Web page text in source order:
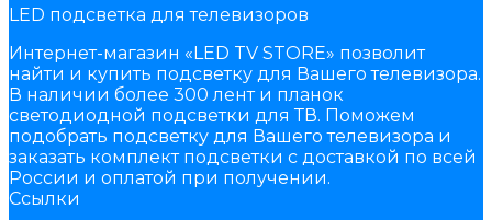
LED подсветка для телевизоров
Интернет-магазин «LED TV STORE» позволит
найти и купить подсветку для Вашего телевизора.
В наличии более 300 лент и планок
светодиодной подсветки для ТВ. Поможем
подобрать подсветку для Вашего телевизора и
заказать комплект подсветки с доставкой по всей
России и оплатой при получении.
Ссылки